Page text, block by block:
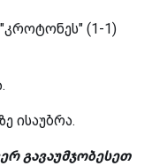
(1-1)
ისაუბრა.
გავაუმჯობესეთ